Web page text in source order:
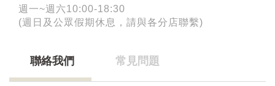
週一~週六10:00-18:30
(週日及公眾假期休息，請與各分店聯繫)
聯絡我們 常見問題